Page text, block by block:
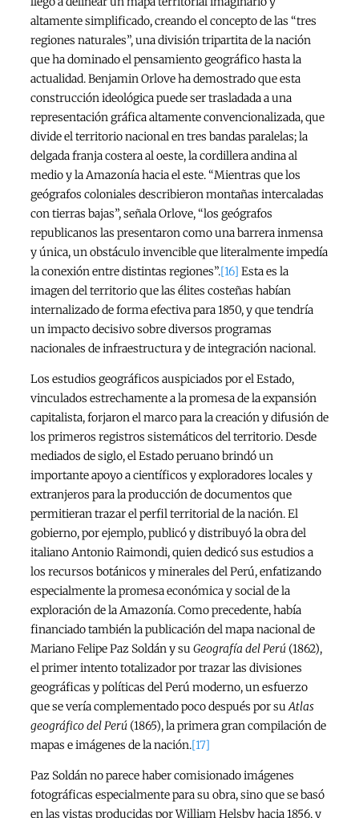
altamente simplificado, creando el concepto de las “tres
regiones naturales”, una división tripartita de la nación
que ha dominado el pensamiento geográfico hasta la
actualidad. Benjamin Orlove ha demostrado que esta
construcción ideológica puede ser trasladada a una
representación gráfica altamente convencionalizada, que
divide el territorio nacional en tres bandas paralelas; la
delgada franja costera al oeste, la cordillera andina al
medio y la Amazonía hacia el este. “Mientras que los
geógrafos coloniales describieron montañas intercaladas
con tierras bajas”, señala Orlove, “los geógrafos
republicanos las presentaron como una barrera inmensa
y única, un obstáculo invencible que literalmente impedía
la conexión entre distintas regiones”.[16] Esta es la
imagen del territorio que las élites costeñas habían
internalizado de forma efectiva para 1850, y que tendría
un impacto decisivo sobre diversos programas
nacionales de infraestructura y de integración nacional.
Los estudios geográficos auspiciados por el Estado,
vinculados estrechamente a la promesa de la expansión
capitalista, forjaron el marco para la creación y difusión de
los primeros registros sistemáticos del territorio. Desde
mediados de siglo, el Estado peruano brindó un
importante apoyo a científicos y exploradores locales y
extranjeros para la producción de documentos que
permitieran trazar el perfil territorial de la nación. El
gobierno, por ejemplo, publicó y distribuyó la obra del
italiano Antonio Raimondi, quien dedicó sus estudios a
los recursos botánicos y minerales del Perú, enfatizando
especialmente la promesa económica y social de la
exploración de la Amazonía. Como precedente, había
financiado también la publicación del mapa nacional de
Mariano Felipe Paz Soldán y su Geografía del Perú (1862),
el primer intento totalizador por trazar las divisiones
geográficas y políticas del Perú moderno, un esfuerzo
que se vería complementado poco después por suAtlas
geográfico del Perú (1865), la primera gran compilación de
mapas e imágenes de la nación.[17]
Paz Soldán no parece haber comisionado imágenes
fotográficas especialmente para su obra, sino que se basó
en las vistas producidas por William Helsby hacia 1856, y